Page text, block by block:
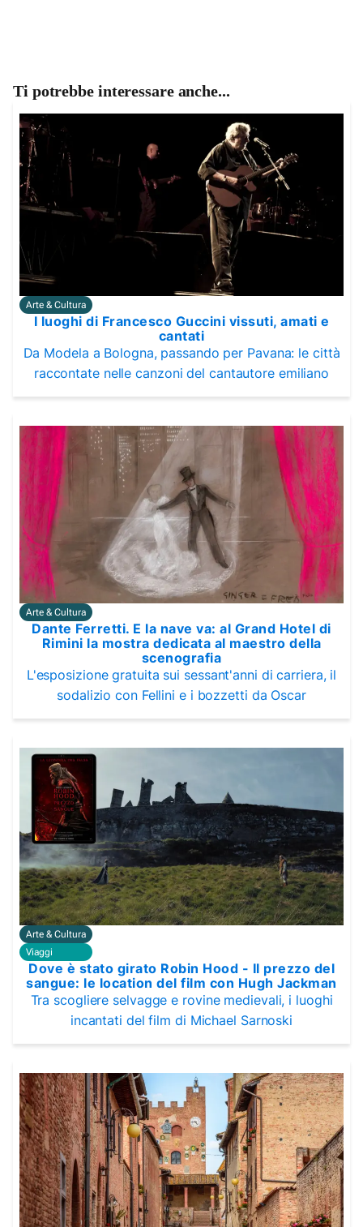
Ti potrebbe interessare anche...
Arte & Cultura
I luoghi di Francesco Guccini vissuti, amati e
cantati
Da Modela a Bologna, passando per Pavana: le città
raccontate nelle canzoni del cantautore emiliano
Arte & Cultura
Dante Ferretti. E la nave va: al Grand Hotel di
Rimini la mostra dedicata al maestro della
scenografia
L'esposizione gratuita sui sessant'anni di carriera, il
sodalizio con Fellini e i bozzetti da Oscar
Arte & Cultura
Viaggi
Dove è stato girato Robin Hood - Il prezzo del
sangue: le location del film con Hugh Jackman
Tra scogliere selvagge e rovine medievali, i luoghi
incantati del film di Michael Sarnoski